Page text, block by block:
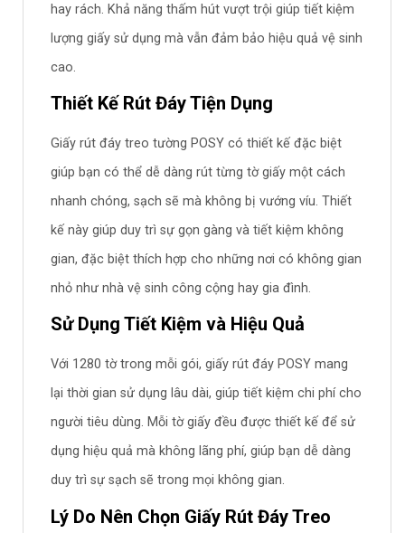
hay rách. Khả năng thấm hút vượt trội giúp tiết kiệm
lượng giấy sử dụng mà vẫn đảm bảo hiệu quả vệ sinh
cao.
Thiết Kế Rút Đáy Tiện Dụng
Giấy rút đáy treo tường POSY có thiết kế đặc biệt
giúp bạn có thể dễ dàng rút từng tờ giấy một cách
nhanh chóng, sạch sẽ mà không bị vướng víu. Thiết
kế này giúp duy trì sự gọn gàng và tiết kiệm không
gian, đặc biệt thích hợp cho những nơi có không gian
nhỏ như nhà vệ sinh công cộng hay gia đình.
Sử Dụng Tiết Kiệm và Hiệu Quả
Với 1280 tờ trong mỗi gói, giấy rút đáy POSY mang
lại thời gian sử dụng lâu dài, giúp tiết kiệm chi phí cho
người tiêu dùng. Mỗi tờ giấy đều được thiết kế để sử
dụng hiệu quả mà không lãng phí, giúp bạn dễ dàng
duy trì sự sạch sẽ trong mọi không gian.
Lý Do Nên Chọn Giấy Rút Đáy Treo